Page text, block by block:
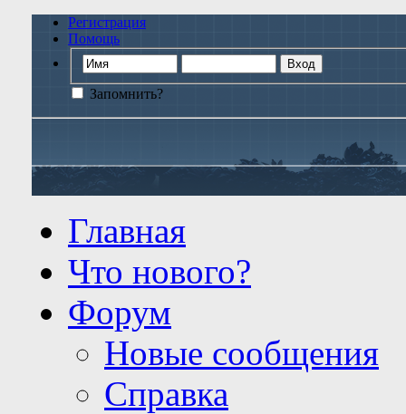
Регистрация
Помощь
Запомнить?
Главная
Что нового?
Форум
Новые сообщения
Справка